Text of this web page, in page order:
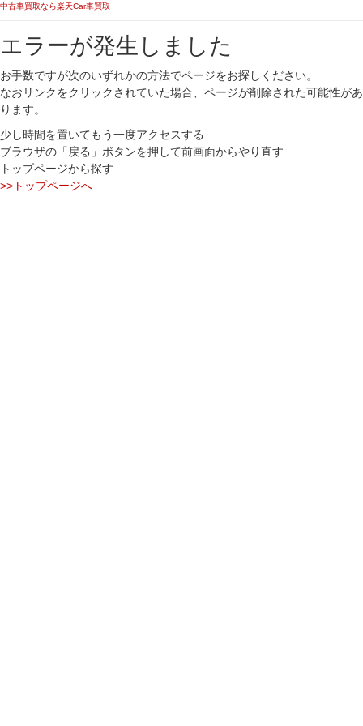
中古車買取なら楽天Car車買取
エラーが発生しました
お手数ですが次のいずれかの方法でページをお探しください。
なおリンクをクリックされていた場合、ページが削除された可能性があ
ります。
少し時間を置いてもう一度アクセスする
ブラウザの「戻る」ボタンを押して前画面からやり直す
トップページから探す
>>トップページへ